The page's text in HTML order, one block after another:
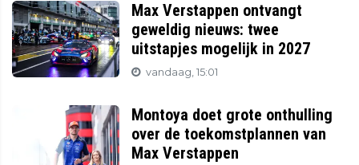
Max Verstappen ontvangt
geweldig nieuws: twee
uitstapjes mogelijk in 2027
vandaag, 15:01
Montoya doet grote onthulling
over de toekomstplannen van
Max Verstappen